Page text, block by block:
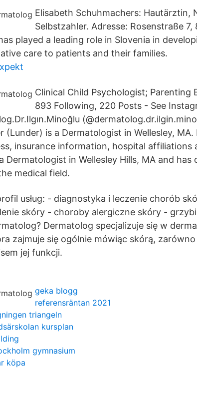
Elisabeth Schuhmachers: Hautärztin,
Selbstzahler. Adresse: Rosenstraße 7,
played a leading role in Slovenia in
care to patients and their families.
Clinical Child Psychologist; Parenting
893 Following, 220 Posts - See
(Lunder) is a Dermatologist in Wellesley,
insurance information, hospital affiliations
Dermatologist in Wellesley Hills, MA and has
medical field.
usług: - diagnostyka i leczenie chorób
skóry - choroby alergiczne skóry -
Dermatolog specjalizuje się w
zajmuje się ogólnie mówiąc skórą,
jej funkcji.
geka blogg
referensräntan 2021
triangeln
kursplan
gymnasium
köpa